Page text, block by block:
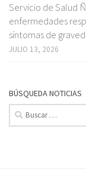
Servicio de Salud
enfermedades
síntomas de
JULIO 13, 2026
BÚSQUEDA NOTICIAS
Buscar: